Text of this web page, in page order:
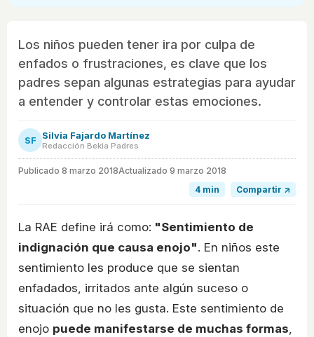
Los niños pueden tener ira por culpa de
enfados o frustraciones, es clave que los
padres sepan algunas estrategias para ayudar
a entender y controlar estas emociones.
SF Silvia Fajardo Martínez
Redacción Bekia Padres
Publicado 8 marzo 2018Actualizado 9 marzo 2018
4 min
Compartir ↗
La RAE define irá como: "Sentimiento de
indignación que causa enojo". En niños este
sentimiento les produce que se sientan
enfadados, irritados ante algún suceso o
situación que no les gusta. Este sentimiento de
enojo puede manifestarse de muchas formas,